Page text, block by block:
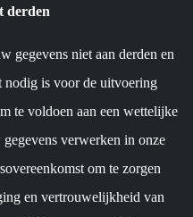
derden
gegevens niet aan derden en
nodig is voor de uitvoering
te voldoen aan een wettelijke
verwerken in onze
om te zorgen
en vertrouwelijkheid van